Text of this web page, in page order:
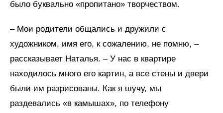
было буквально «пропитано» творчеством.
– Мои родители общались и дружили с
художником, имя его, к сожалению, не помню, –
рассказывает Наталья. – У нас в квартире
находилось много его картин, а все стены и двери
были им разрисованы. Как я шучу, мы
раздевались «в камышах», по телефону